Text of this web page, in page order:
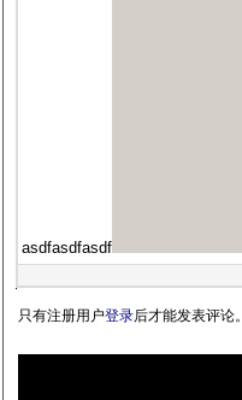
asdfasdfasdf
只有注册用户登录后才能发表评论。